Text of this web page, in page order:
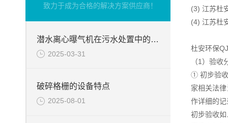
致力于成为合格的解决方案供应商！
潜水离心曝气机在污水处置中的使用
2025-03-31
破碎格栅的设备特点
2025-08-01
(3) 江苏杜
(4) 江苏杜
杜安环保
（1）验
① 初步验收
家相关法
作详细的记
初步验收